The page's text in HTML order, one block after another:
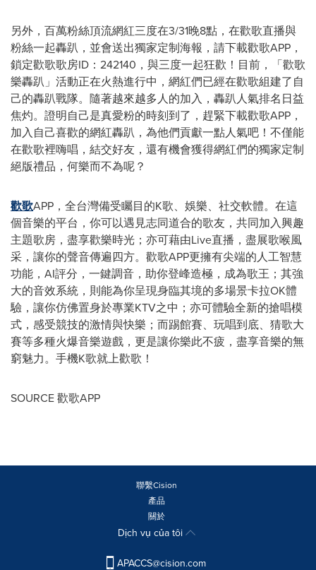
另外，百萬粉絲頂流網紅三度在3/31晚8點，在歡歌直播與
粉絲一起轟趴，並會送出獨家定制海報， 請下載歡歌APP，
鎖定歡歌歌房ID：242140，與三度一起狂歡！目前，「歡歌
樂轟趴」活動正在火熱進行中，網紅們已經在歡歌組建了自
己的轟趴戰隊。隨著越來越多人的加入，轟趴人氣排名日益
焦灼。證明自己是真愛粉的時刻到了，趕緊下載歡歌APP，
加入自己喜歡的網紅轟趴，為他們貢獻一點人氣吧！不僅能
在歡歌裡嗨唱，結交好友，還有機會獲得網紅們的獨家定制
絕版禮品，何樂而不為呢？
歡歌APP，全台灣備受矚目的K歌、娛樂、社交軟體。在這
個音樂的平台，你可以遇見志同道合的歌友，共同加入興趣
主題歌房，盡享歡樂時光；亦可藉由Live直播，盡展歌喉風
采，讓你的聲音傳遍四方。歡歌APP更擁有尖端的人工智慧
功能，AI評分，一鍵調音，助你登峰造極，成為歌王；其強
大的音效系統，則能為你呈現身臨其境的多場景卡拉OK體
驗，讓你仿佛置身於專業KTV之中；亦可體驗全新的搶唱模
式，感受競技的激情與快樂；而踢館賽、玩唱到底、猜歌大
賽等多種火爆音樂遊戲，更是讓你樂此不疲，盡享音樂的無
窮魅力。手機K歌就上歡歌！
SOURCE 歡歌APP
聯繫Cision
產品
關於
Dịch vụ của tôi
APACCS@cision.com